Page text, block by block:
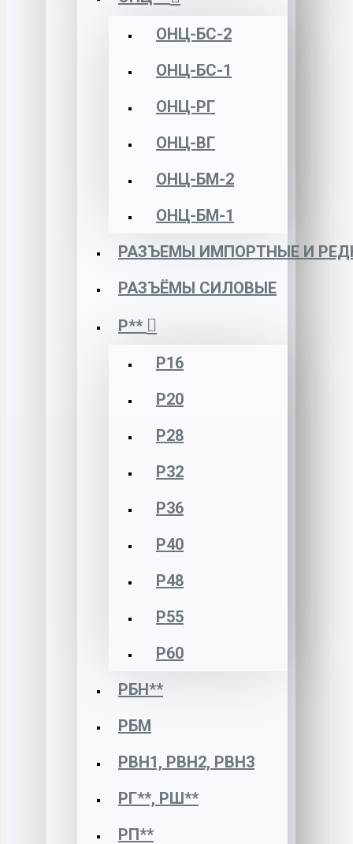
ОНЦ-БС-2
ОНЦ-БС-1
ОНЦ-РГ
ОНЦ-ВГ
ОНЦ-БМ-2
ОНЦ-БМ-1
РАЗЪЕМЫ ИМПОРТНЫЕ И
РАЗЪЁМЫ СИЛОВЫЕ
Р**
Р16
Р20
Р28
Р32
Р36
Р40
Р48
Р55
Р60
РБН**
РБМ
РВН1, РВН2, РВН3
РГ**, РШ**
РП**